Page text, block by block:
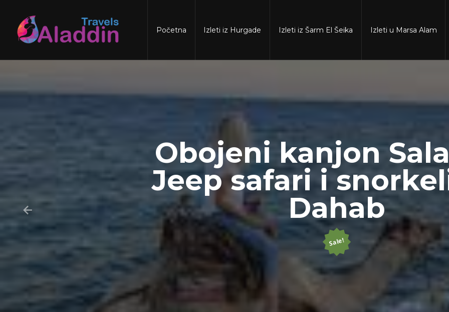
content
Početna Izleti iz Hurgade Izleti iz Šarm El Šeika Izleti u Marsa Alam
Obojeni kanjon
Jeep safari i
Dahab
Sale!